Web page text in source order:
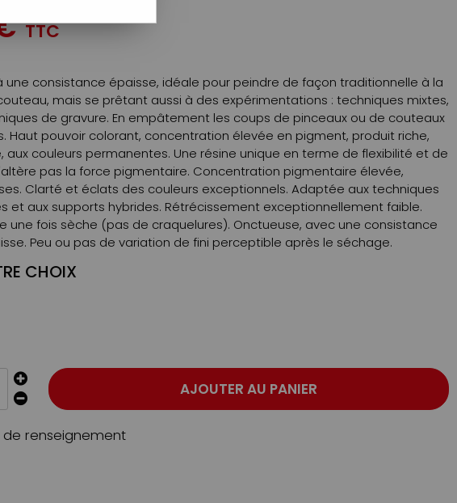
TTC
une consistance épaisse, idéale pour peindre de façon traditionnelle à la
mais se prêtant aussi à des expérimentations : techniques mixtes,
de gravure. En empâtement les coups de pinceaux ou de couteaux
Haut pouvoir colorant, concentration élevée en pigment, produit riche,
aux couleurs permanentes. Une résine unique en terme de flexibilité et de
pas la force pigmentaire. Concentration pigmentaire élevée,
Clarté et éclats des couleurs exceptionnels. Adaptée aux techniques
et aux supports hybrides. Rétrécissement exceptionnellement faible.
une fois sèche (pas de craquelures). Onctueuse, avec une consistance
Peu ou pas de variation de fini perceptible après le séchage.
CHOIX
AJOUTER AU PANIER
renseignement